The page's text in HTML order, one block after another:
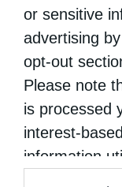
or sensitive
advertising
opt-out
Please note
is processed
interest-
information